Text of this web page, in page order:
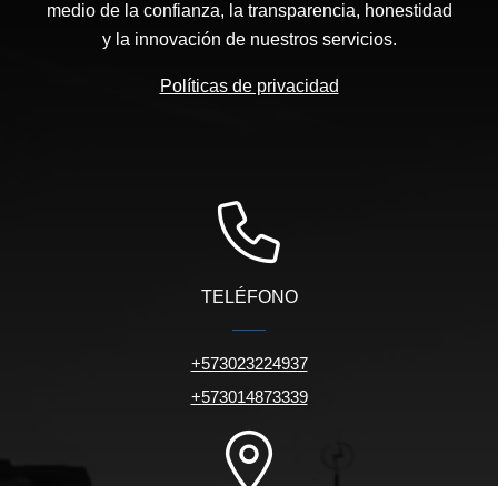
medio de la confianza, la transparencia, honestidad
y la innovación de nuestros servicios.
Políticas de privacidad
TELÉFONO
+573023224937
+573014873339